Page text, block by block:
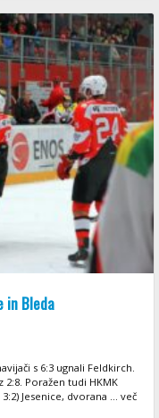
in Bleda
s 6:3 ugnali Feldkirch.
Poražen tudi HKMK
Jesenice, dvorana ... več